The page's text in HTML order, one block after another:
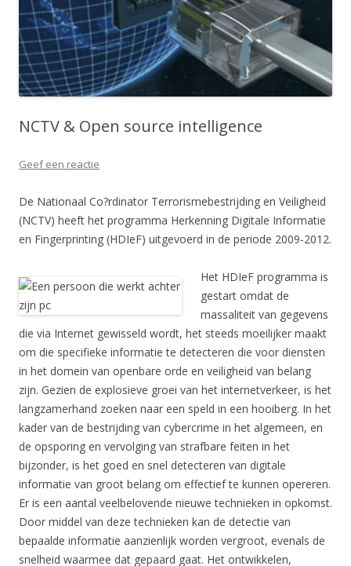
NCTV & Open source intelligence
Geef een reactie
De Nationaal Co?rdinator Terrorismebestrijding en Veiligheid
(NCTV) heeft het programma Herkenning Digitale Informatie
en Fingerprinting (HDIeF) uitgevoerd in de periode 2009-2012.
Het HDIeF programma is
gestart omdat de
massaliteit van gegevens
die via Internet gewisseld wordt, het steeds moeilijker maakt
om die specifieke informatie te detecteren die voor diensten
in het domein van openbare orde en veiligheid van belang
zijn. Gezien de explosieve groei van het internetverkeer, is het
langzamerhand zoeken naar een speld in een hooiberg. In het
kader van de bestrijding van cybercrime in het algemeen, en
de opsporing en vervolging van strafbare feiten in het
bijzonder, is het goed en snel detecteren van digitale
informatie van groot belang om effectief te kunnen opereren.
Er is een aantal veelbelovende nieuwe technieken in opkomst.
Door middel van deze technieken kan de detectie van
bepaalde informatie aanzienlijk worden vergroot, evenals de
snelheid waarmee dat gepaard gaat. Het ontwikkelen,